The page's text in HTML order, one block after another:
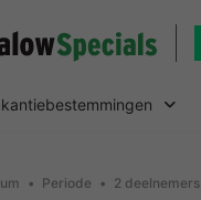
Periode 2